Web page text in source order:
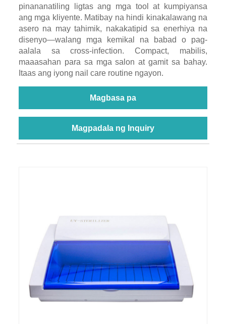
pinananatiling ligtas ang mga tool at kumpiyansa
ang mga kliyente. Matibay na hindi kinakalawang na
asero na may tahimik, nakakatipid sa enerhiya na
disenyo—walang mga kemikal na babad o pag-
aalala sa cross-infection. Compact, mabilis,
maaasahan para sa mga salon at gamit sa bahay.
Itaas ang iyong nail care routine ngayon.
Magbasa pa
Magpadala ng Inquiry